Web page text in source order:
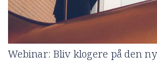
Webinar: Bliv klogere på den